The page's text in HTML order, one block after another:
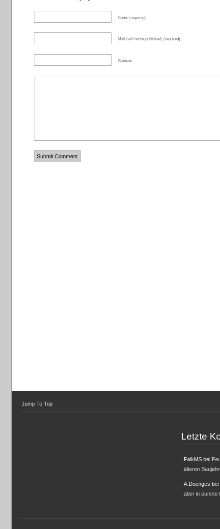
Name (required)
Mail (will not be published) (required)
Website
Jump To Top
Letzte
FalkMSbei
älteren
A.Doenges bei
aber in puncto